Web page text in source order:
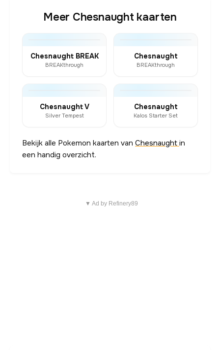
Meer Chesnaught kaarten
Chesnaught BREAK
BREAKthrough
Chesnaught
BREAKthrough
Chesnaught V
Silver Tempest
Chesnaught
Kalos Starter Set
Bekijk alle Pokemon kaarten van Chesnaught in
een handig overzicht.
▼ Ad by Refinery89